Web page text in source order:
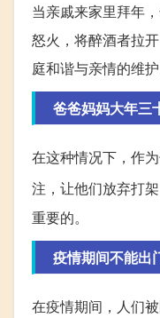
当亲戚来家里拜年
怒火，将醉酒者拉
庭和谐与亲情的维护
爸爸妈妈大年三
在这种情况下，作
注，让他们放弃打
重要的。
疫情期间不能出
在疫情期间，人们